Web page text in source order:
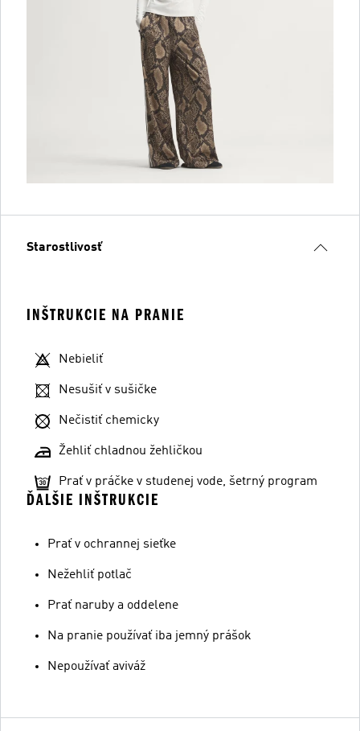
Starostlivosť
INŠTRUKCIE NA PRANIE
Nebieliť
Nesušiť v sušičke
Nečistiť chemicky
Žehliť chladnou žehličkou
Prať v práčke v studenej vode, šetrný program
ĎALŠIE INŠTRUKCIE
Prať v ochrannej sieťke
Nežehliť potlač
Prať naruby a oddelene
Na pranie používať iba jemný prášok
Nepoužívať aviváž